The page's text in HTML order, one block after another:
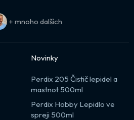
+ mnoho dalších
Novinky
Perdix 205 Čistič lepidel a
mastnot 500ml
Perdix Hobby Lepidlo ve
spreji 500ml